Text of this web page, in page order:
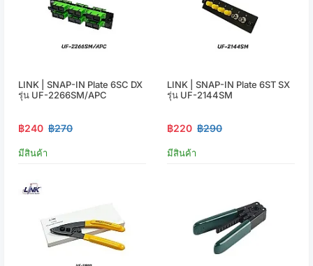
LINK | SNAP-IN Plate 6SC DX
รุ่น UF-2266SM/APC
฿240 ฿270
มีสินค้า
LINK | SNAP-IN Plate 6ST SX
รุ่น UF-2144SM
฿220 ฿290
มีสินค้า